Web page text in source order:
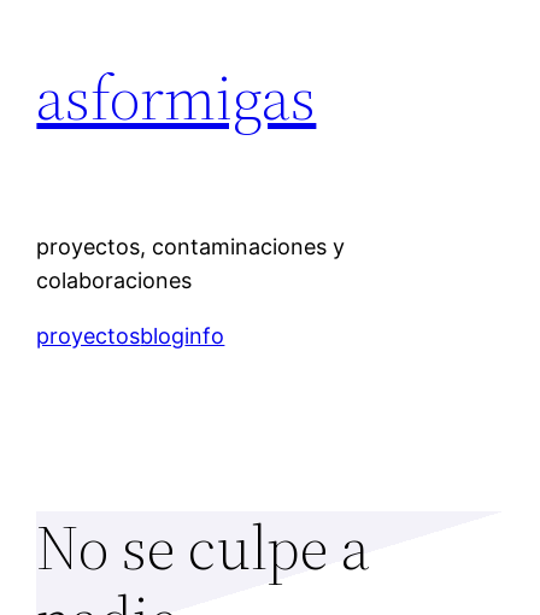
contenido
asformigas
proyectos, contaminaciones y
colaboraciones
proyectosbloginfo
No se culpe a